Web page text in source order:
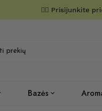
✌🏼 Prisijunkite
Bazės